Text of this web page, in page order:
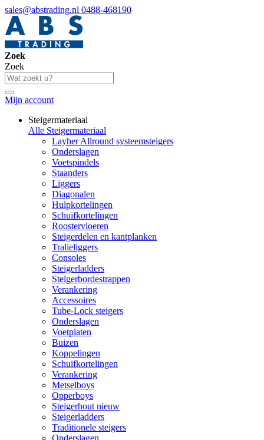
sales@abstrading.nl 0488-468190
Zoek
Zoek
Mijn account
Steigermateriaal
Alle Steigermateriaal
Layher Allround systeemsteigers
Onderslagen
Voetspindels
Staanders
Liggers
Diagonalen
Hulpkortelingen
Schuifkortelingen
Roostervloeren
Steigerdelen en kantplanken
Tralieliggers
Consoles
Steigerladders
Steigerbordestrappen
Verankering
Accessoires
Tube-Lock steigers
Onderslagen
Voetplaten
Buizen
Koppelingen
Schuifkortelingen
Verankering
Metselboys
Opperboys
Steigerhout nieuw
Steigerladders
Traditionele steigers
Onderslagen